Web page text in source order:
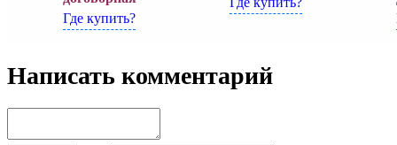
Где купить?
Написать комментарий